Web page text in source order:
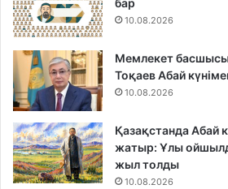
бар
10.08.2026
Мемлекет
Тоқаев Абай
10.08.2026
Қазақстанда Абай
жатыр: Ұлы
жыл толды
10.08.2026